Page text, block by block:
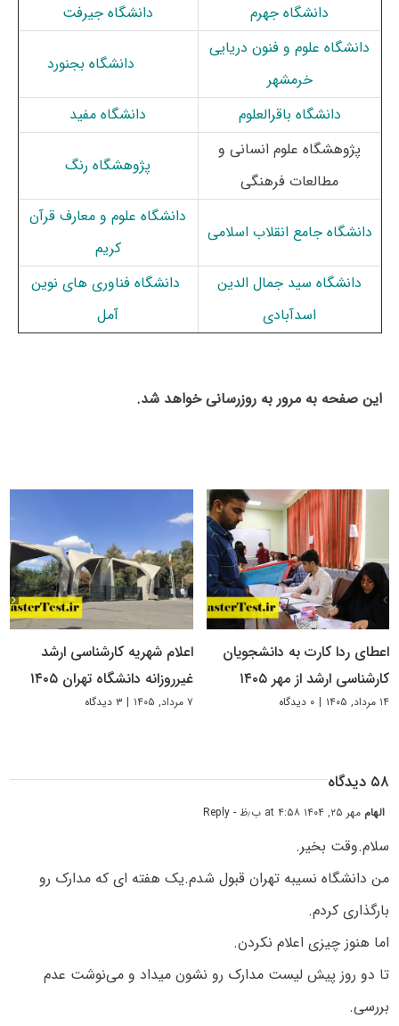
دانشگاه جهرم
دانشگاه جیرفت
دانشگاه علوم و فنون دریایی
خرمشهر
دانشگاه بجنورد
دانشگاه باقرالعلوم
دانشگاه مفید
پژوهشگاه علوم انسانی و
مطالعات فرهنگی
پژوهشگاه رنگ
دانشگاه جامع انقلاب اسلامی
دانشگاه علوم و معارف قرآن
کریم
دانشگاه سید جمال الدین
اسدآبادی
دانشگاه فناوری های نوین
آمل
این صفحه به مرور به روزرسانی خواهد شد.
اعطای ردا کارت به دانشجویان
کارشناسی ارشد از مهر ۱۴۰۵
۱۴ مرداد, ۱۴۰۵ | ۰ دیدگاه
اعلام شهریه کارشناسی ارشد
غیرروزانه دانشگاه تهران ۱۴۰۵
۷ مرداد, ۱۴۰۵ | ۳ دیدگاه
۵۸ دیدگاه
الهام مهر ۲۵, ۱۴۰۴ at ۴:۵۸ ب٫ظ - Reply
سلام.وقت بخیر.
من دانشگاه نسیبه تهران قبول شدم.یک هفته ای که مدارک رو
بارگذاری کردم.
اما هنوز چیزی اعلام نکردن.
تا دو روز پیش لیست مدارک رو نشون میداد و می‌نوشت عدم
بررسی.